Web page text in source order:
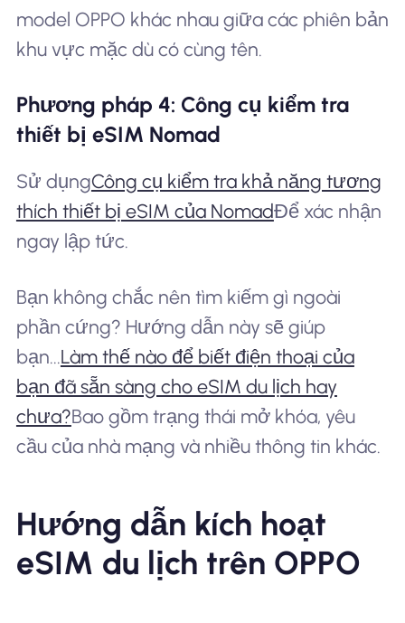
model OPPO khác nhau giữa các phiên bản
khu vực mặc dù có cùng tên.
Phương pháp 4: Công cụ kiểm tra
thiết bị eSIM Nomad
Sử dụngCông cụ kiểm tra khả năng tương
thích thiết bị eSIM của NomadĐể xác nhận
ngay lập tức.
Bạn không chắc nên tìm kiếm gì ngoài
phần cứng? Hướng dẫn này sẽ giúp
bạn...Làm thế nào để biết điện thoại của
bạn đã sẵn sàng cho eSIM du lịch hay
chưa?Bao gồm trạng thái mở khóa, yêu
cầu của nhà mạng và nhiều thông tin khác.
Hướng dẫn kích hoạt
eSIM du lịch trên OPPO